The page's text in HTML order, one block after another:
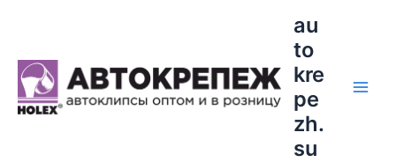
au
to
kre
pe
zh.
su